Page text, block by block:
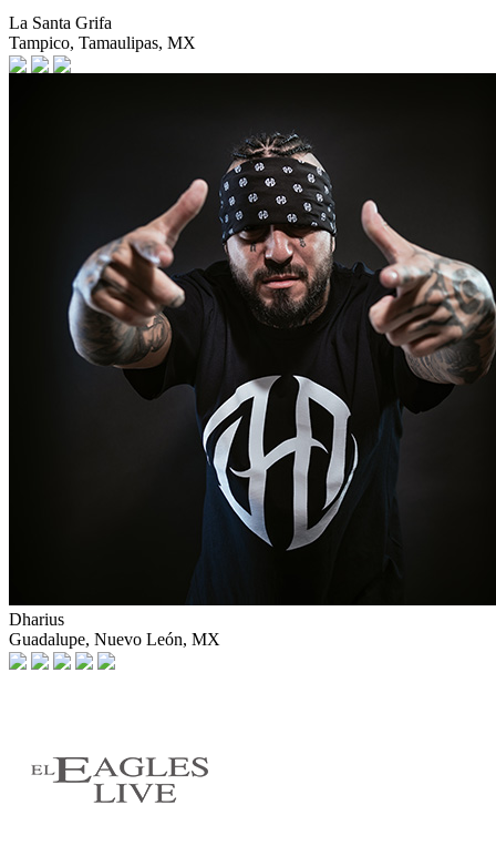
La Santa Grifa
Tampico, Tamaulipas, MX
Dharius
Guadalupe, Nuevo León, MX